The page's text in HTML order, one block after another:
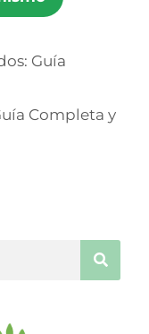
Guía
Completa y